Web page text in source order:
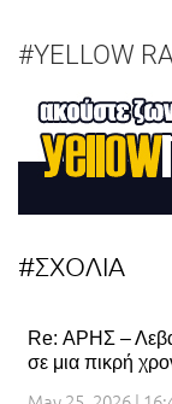
#YELLOW
#ΣΧΟΛΙΑ
Re: ΑΡΗΣ –
σε μια πικρή